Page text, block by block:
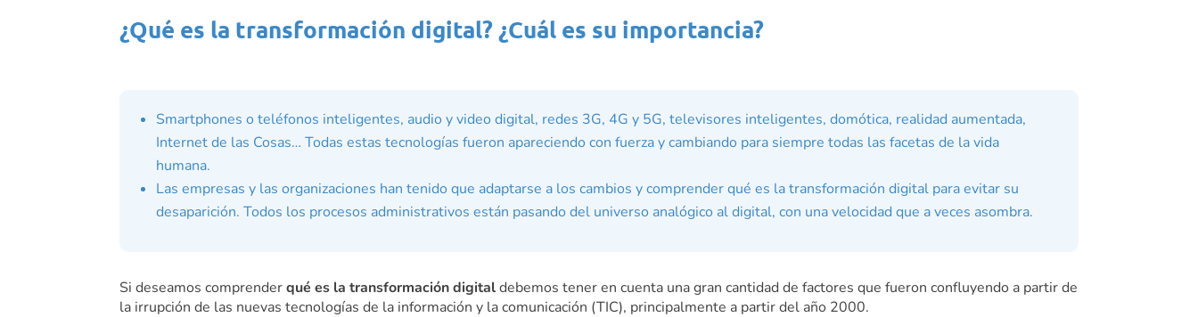
¿Qué es la transformación digital? ¿Cuál es su importancia?
Smartphones o teléfonos inteligentes, audio y video digital, redes 3G, 4G y 5G, televisores inteligentes, domótica, realidad aumentada,
Internet de las Cosas… Todas estas tecnologías fueron apareciendo con fuerza y cambiando para siempre todas las facetas de la vida
humana.
Las empresas y las organizaciones han tenido que adaptarse a los cambios y comprender qué es la transformación digital para evitar su
desaparición. Todos los procesos administrativos están pasando del universo analógico al digital, con una velocidad que a veces asombra.
Si deseamos comprenderqué es la transformación digitaldebemos tener en cuenta una gran cantidad de factores que fueron confluyendo a partir de
la irrupción de las nuevas tecnologías de la información y la comunicación (TIC), principalmente a partir del año 2000.